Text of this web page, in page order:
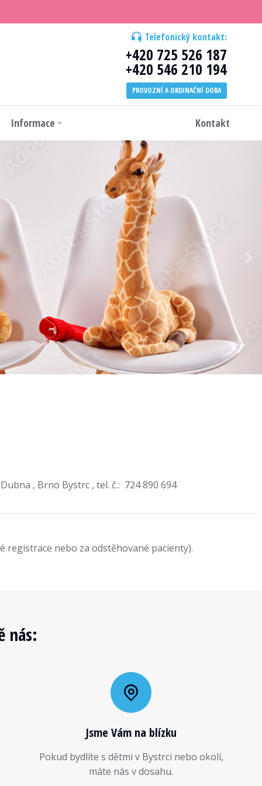
Telefonický kontakt:
+420 725 526 187
+420 546 210 194
PROVOZNÍ A ORDINAČNÍ DOBA
Informace Kontakt
, Brno Bystrc , tel. č.: 724 890 694
nebo za odstěhované pacienty).
nás:
Jsme Vám na blízku
Pokud bydlíte s dětmi v Bystrci nebo okolí,
máte nás v dosahu.